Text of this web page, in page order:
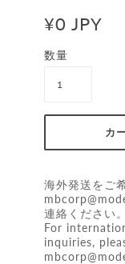
¥0 JPY
数量
海外発送をご
連絡ください。
For
inquiries,